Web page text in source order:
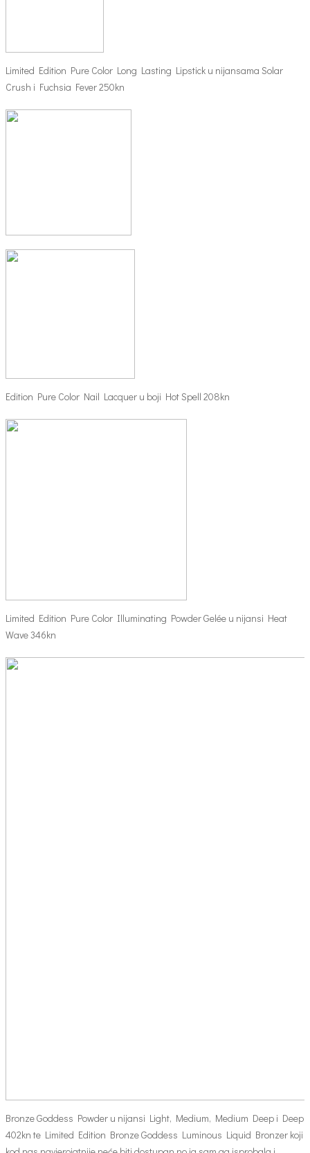
Limited Edition Pure Color Long Lasting Lipstick u nijansama Solar
Crush i Fuchsia Fever 250kn
Edition Pure Color Nail Lacquer u boji Hot Spell 208kn
Limited Edition Pure Color Illuminating Powder Gelée u nijansi Heat
Wave 346kn
Bronze Goddess Powder u nijansi Light, Medium, Medium Deep i Deep
402kn te Limited Edition Bronze Goddess Luminous Liquid Bronzer koji